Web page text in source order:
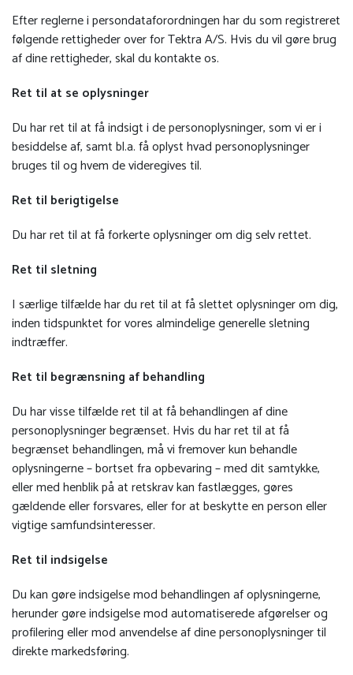
Efter reglerne i persondataforordningen har du som registreret
følgende rettigheder over for Tektra A/S. Hvis du vil gøre brug
af dine rettigheder, skal du kontakte os.
Ret til at se oplysninger
Du har ret til at få indsigt i de personoplysninger, som vi er i
besiddelse af, samt bl.a. få oplyst hvad personoplysninger
bruges til og hvem de videregives til.
Ret til berigtigelse
Du har ret til at få forkerte oplysninger om dig selv rettet.
Ret til sletning
I særlige tilfælde har du ret til at få slettet oplysninger om dig,
inden tidspunktet for vores almindelige generelle sletning
indtræffer.
Ret til begrænsning af behandling
Du har visse tilfælde ret til at få behandlingen af dine
personoplysninger begrænset. Hvis du har ret til at få
begrænset behandlingen, må vi fremover kun behandle
oplysningerne – bortset fra opbevaring – med dit samtykke,
eller med henblik på at retskrav kan fastlægges, gøres
gældende eller forsvares, eller for at beskytte en person eller
vigtige samfundsinteresser.
Ret til indsigelse
Du kan gøre indsigelse mod behandlingen af oplysningerne,
herunder gøre indsigelse mod automatiserede afgørelser og
profilering eller mod anvendelse af dine personoplysninger til
direkte markedsføring.